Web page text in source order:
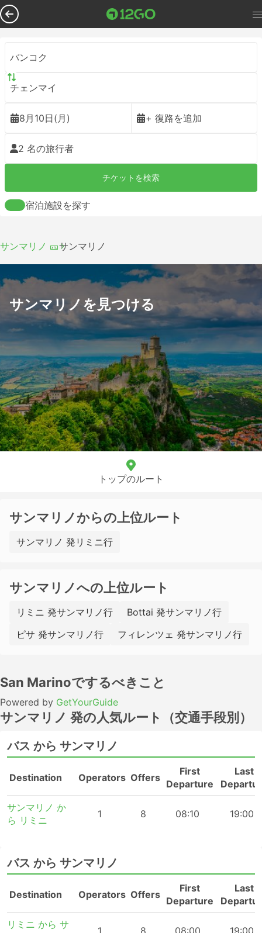
バンコク
チェンマイ
8月10日(月) + 復路を追加
2 名の旅行者
チケットを検索
宿泊施設を探す
サンマリノ 🎫サンマリノ
サンマリノを見つける
トップのルート
サンマリノからの上位ルート
サンマリノ 発リミニ行
サンマリノへの上位ルート
リミニ 発サンマリノ行
Bottai 発サンマリノ行
ピサ 発サンマリノ行
フィレンツェ 発サンマリノ行
San Marinoでするべきこと
Powered by GetYourGuide
サンマリノ 発の人気ルート（交通手段別）
バス から サンマリノ
Destination Operators Offers
First
Departure
Last
サンマリノ か
ら リミニ
1 8 08:10 19:00
バス から サンマリノ
Destination Operators Offers
First
Departure
Last
リミニ から サ
1 8 08:00 19:00